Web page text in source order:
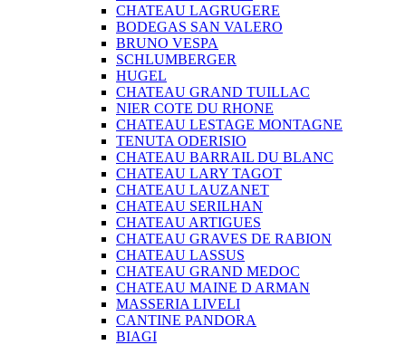
CHATEAU LAGRUGERE
BODEGAS SAN VALERO
BRUNO VESPA
SCHLUMBERGER
HUGEL
CHATEAU GRAND TUILLAC
NIER COTE DU RHONE
CHATEAU LESTAGE MONTAGNE
TENUTA ODERISIO
CHATEAU BARRAIL DU BLANC
CHATEAU LARY TAGOT
CHATEAU LAUZANET
CHATEAU SERILHAN
CHATEAU ARTIGUES
CHATEAU GRAVES DE RABION
CHATEAU LASSUS
CHATEAU GRAND MEDOC
CHATEAU MAINE D ARMAN
MASSERIA LIVELI
CANTINE PANDORA
BIAGI